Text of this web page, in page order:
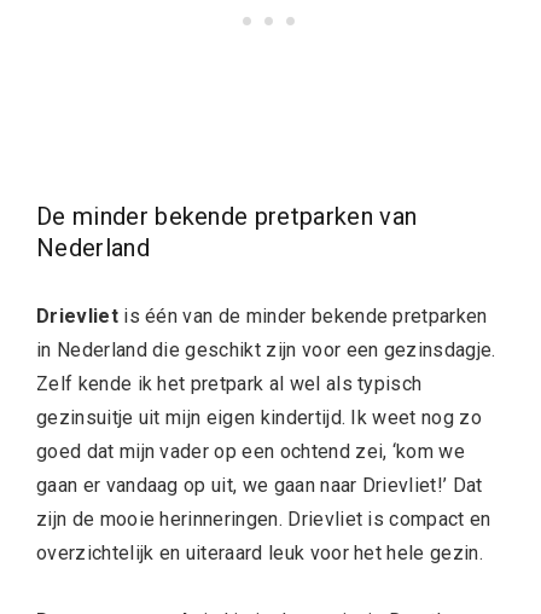
De minder bekende pretparken van
Nederland
Drievliet is één van de minder bekende pretparken
in Nederland die geschikt zijn voor een gezinsdagje.
Zelf kende ik het pretpark al wel als typisch
gezinsuitje uit mijn eigen kindertijd. Ik weet nog zo
goed dat mijn vader op een ochtend zei, ‘kom we
gaan er vandaag op uit, we gaan naar Drievliet!’ Dat
zijn de mooie herinneringen. Drievliet is compact en
overzichtelijk en uiteraard leuk voor het hele gezin.